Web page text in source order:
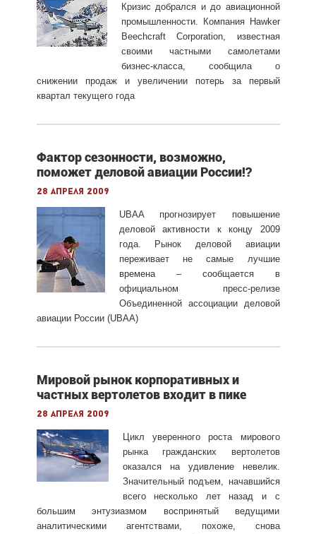
Кризис добрался и до авиационной
промышленности. Компания Hawker
Beechcraft Corporation, известная
своими частными самолетами
бизнес-класса, сообщила о
снижении продаж и увеличении потерь за первый
квартал текущего года
Фактор сезонности, возможно,
поможет деловой авиации России!?
28 апреля 2009
UBAA прогнозирует повышение
деловой активности к концу 2009
года. Рынок деловой авиации
переживает не самые лучшие
времена – сообщается в
официальном пресс-релизе
Объединенной ассоциации деловой
авиации России (UBAA)
Мировой рынок корпоративных и
частных вертолетов входит в пике
28 апреля 2009
Цикл уверенного роста мирового
рынка гражданских вертолетов
оказался на удивление невелик.
Значительный подъем, начавшийся
всего несколько лет назад и с
большим энтузиазмом воспринятый ведущими
аналитическими агентствами, похоже, снова